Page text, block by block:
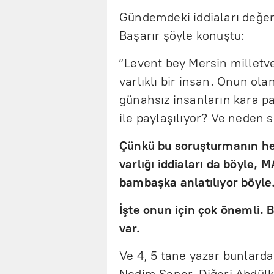
Gündemdeki iddiaları
Başarır şöyle konuştu:
“Levent bey Mersin
varlıklı bir insan. Onun
günahsız insanların kara
ile paylaşılıyor? Ve
Çünkü bu soruşturmanın
varlığı iddiaları da böyle,
bambaşka anlatılıyor
İşte onun için çok önemli.
var.
Ve 4, 5 tane yazar